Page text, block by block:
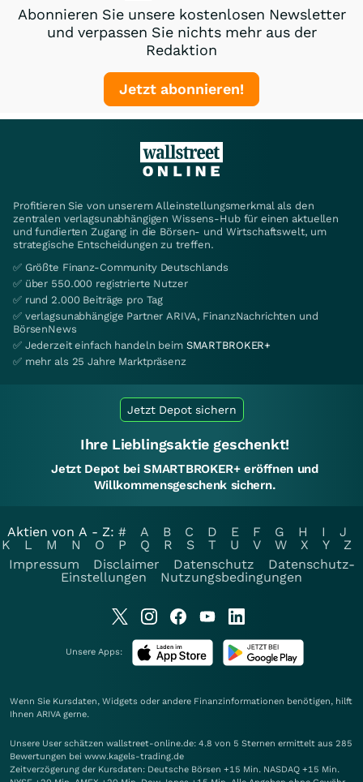
Abonnieren Sie unsere kostenlosen Newsletter
und verpassen Sie nichts mehr aus der
Redaktion
Jetzt abonnieren!
Profitieren Sie von unserem Alleinstellungsmerkmal als den
zentralen verlagsunabhängigen Wissens-Hub für einen aktuellen
und fundierten Zugang in die Börsen- und Wirtschaftswelt, um
strategische Entscheidungen zu treffen.
✅ Größte Finanz-Community Deutschlands
✅ über 550.000 registrierte Nutzer
✅ rund 2.000 Beiträge pro Tag
✅ verlagsunabhängige Partner ARIVA, FinanzNachrichten und
BörsenNews
✅ Jederzeit einfach handeln beim SMARTBROKER+
✅ mehr als 25 Jahre Marktpräsenz
Jetzt Depot sichern
Ihre Lieblingsaktie geschenkt!
Jetzt Depot bei SMARTBROKER+ eröffnen und
Willkommensgeschenk sichern.
Aktien von A - Z: # A B C D E F G H I
J
K
L M N O P Q R S T U V W X Y
Z
Impressum
Disclaimer Datenschutz
Datenschutz-
Einstellungen
Nutzungsbedingungen
Unsere Apps:
Wenn Sie Kursdaten, Widgets oder andere Finanzinformationen benötigen, hilft
Ihnen ARIVA gerne.
Unsere User schätzen wallstreet-online.de: 4.8 von 5 Sternen ermittelt aus 285
Bewertungen bei www.kagels-trading.de
Zeitverzögerung der Kursdaten: Deutsche Börsen +15 Min. NASDAQ +15 Min.